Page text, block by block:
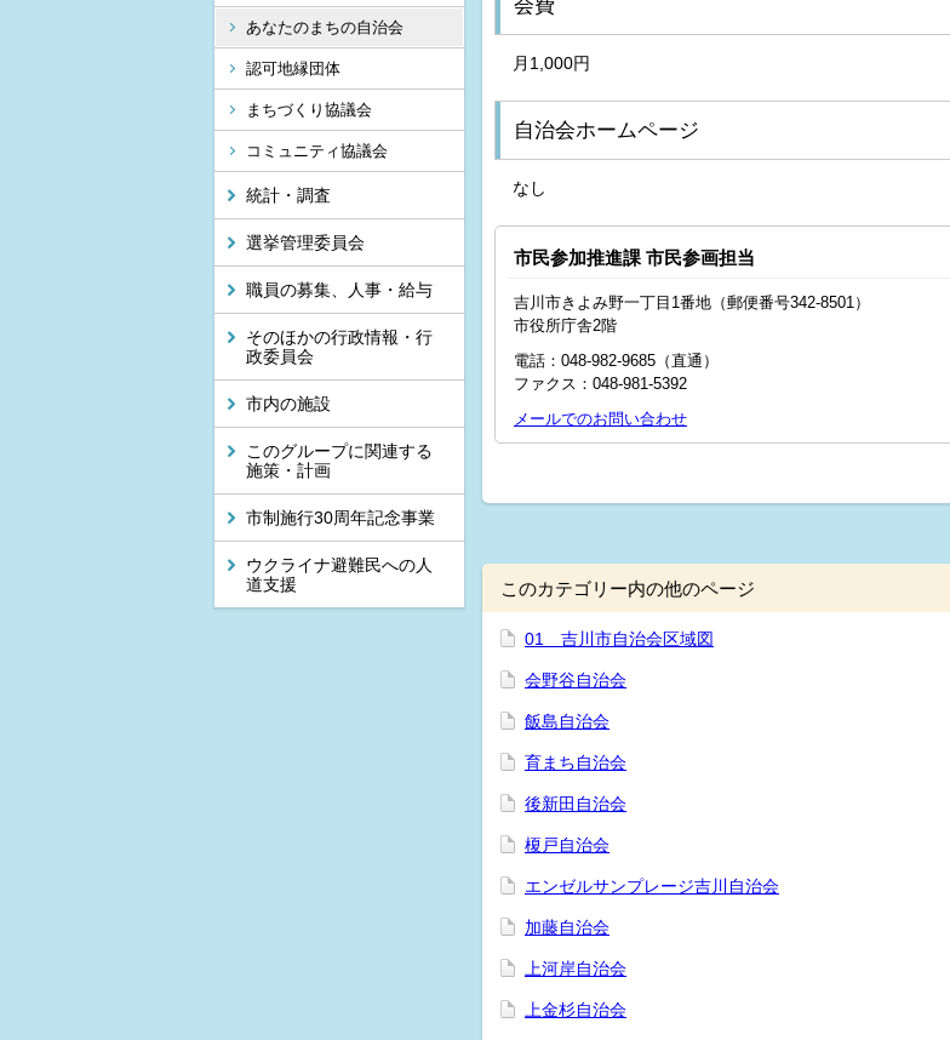
あなたのまちの自治会
認可地縁団体
まちづくり協議会
コミュニティ協議会
統計・調査
選挙管理委員会
職員の募集、人事・給与
そのほかの行政情報・行
政委員会
市内の施設
このグループに関連する
施策・計画
市制施行30周年記念事業
ウクライナ避難民への人
道支援
会費
月1,000円
自治会ホームページ
なし
市民参加推進課 市民参画担当
吉川市きよみ野一丁目1番地（郵便番号342-8501）
市役所庁舎2階
電話：048-982-9685（直通）
ファクス：048‐981‐5392
メールでのお問い合わせ
このカテゴリー内の他のページ
01 吉川市自治会区域図
会野谷自治会
飯島自治会
育まち自治会
後新田自治会
榎戸自治会
エンゼルサンプレージ吉川自治会
加藤自治会
上河岸自治会
上金杉自治会